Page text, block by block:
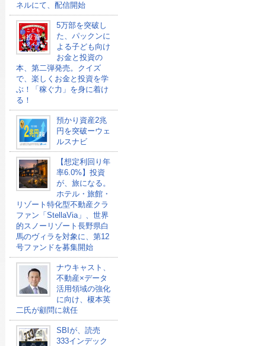
ネルにて、配信開始
5万部を突破し
た、パックンに
よる子ども向け
お金と投資の
本、第二弾発売。クイズ
で、楽しくお金と投資を学
ぶ！「稼ぐ力」を身に着け
る！
預かり資産2兆
円を突破ーウェ
ルスナビ
【想定利回り年
率6.0%】投資
が、旅になる。
ホテル・旅館・
リゾート特化型不動産クラ
ファン「StellaVia」、世界
的スノーリゾート長野県白
馬のヴィラを対象に、第12
号ファンドを募集開始
ナウキャスト、
不動産×データ
活用領域の強化
に向け、榎本英
二氏が顧問に就任
SBIが、読売
333インデック